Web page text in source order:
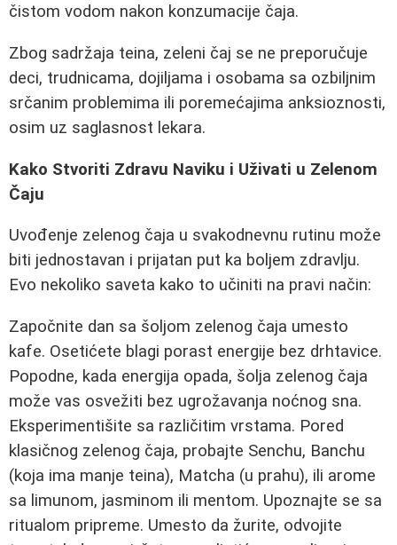
čistom vodom nakon konzumacije čaja.
Zbog sadržaja teina, zeleni čaj se ne preporučuje
deci, trudnicama, dojiljama i osobama sa ozbiljnim
srčanim problemima ili poremećajima anksioznosti,
osim uz saglasnost lekara.
Kako Stvoriti Zdravu Naviku i Uživati u Zelenom
Čaju
Uvođenje zelenog čaja u svakodnevnu rutinu može
biti jednostavan i prijatan put ka boljem zdravlju.
Evo nekoliko saveta kako to učiniti na pravi način:
Započnite dan sa šoljom zelenog čaja umesto
kafe. Osetićete blagi porast energije bez drhtavice.
Popodne, kada energija opada, šolja zelenog čaja
može vas osvežiti bez ugrožavanja noćnog sna.
Eksperimentišite sa različitim vrstama. Pored
klasičnog zelenog čaja, probajte Senchu, Banchu
(koja ima manje teina), Matcha (u prahu), ili arome
sa limunom, jasminom ili mentom. Upoznajte se sa
ritualom pripreme. Umesto da žurite, odvojite